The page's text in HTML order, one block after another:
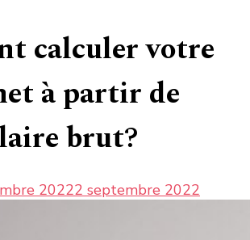
calculer votre
à partir de
brut?
20222 septembre 2022